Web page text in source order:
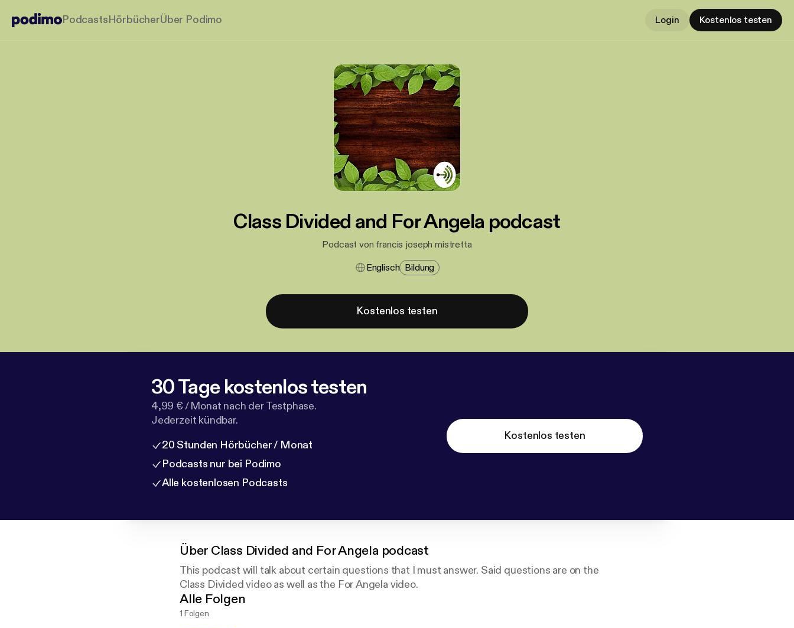
PodcastsHörbücherÜber Podimo Login Kostenlos testen
Class Divided and For Angela podcast
Podcast von francis joseph mistretta
Englisch Bildung
Kostenlos testen
30 Tage kostenlos testen
4,99 € / Monat nach der Testphase.
Jederzeit kündbar.
20 Stunden Hörbücher / Monat
Podcasts nur bei Podimo
Alle kostenlosen Podcasts
Kostenlos testen
Über Class Divided and For Angela podcast
This podcast will talk about certain questions that I must answer. Said questions are on the
Class Divided video as well as the For Angela video.
Alle Folgen
1 Folgen